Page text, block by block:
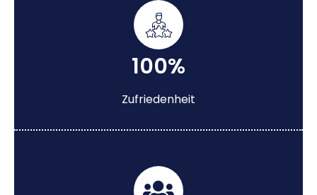
100%
Zufriedenheit